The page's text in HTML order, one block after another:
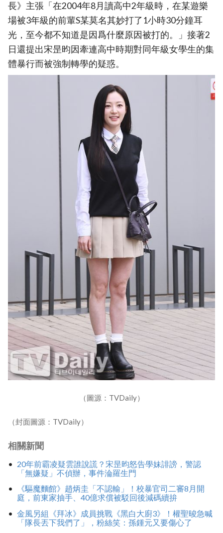
長》主張「在2004年8月讀高中2年級時，在某遊樂
場被3年級的前輩S某莫名其妙打了1小時30分鐘耳
光，至今都不知道是因爲什麼原因被打的。」接著2
日還提出宋昰昀因牽連高中時期對同年級女學生的集
體暴行而被強制轉學的疑惑。
（圖源：TVDaily）
（封面圖源：TVDaily）
相關新聞
20年前霸凌疑雲誰說謊？宋昰昀怒告學妹誹謗，警認
「無嫌疑」不偵辦，事件淪羅生門
《驅魔麵館》趙炳圭「不認輸」！校暴官司二審8月開
庭，前東家抽手、40億求償被駁回後減碼續拚
金風另組《拜冰》成員挑戰《黑白大廚3》！權聖晙急喊
「隊長丟下我們了」，粉絲笑：孫鍾元又要傷心了